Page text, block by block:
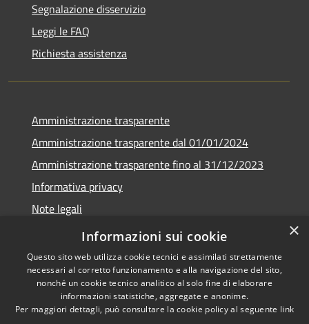
Segnalazione disservizio
Leggi le FAQ
Richiesta assistenza
Amministrazione trasparente
Amministrazione trasparente dal 01/01/2024
Amministrazione trasparente fino al 31/12/2023
Informativa privacy
Note legali
Dichiarazione di accessibilità
Accessibilità
Copyright © 2026 • Comune di
Soverzene • Powered by
×
Informazioni sui cookie
Questo sito web utilizza cookie tecnici e assimilati strettamente
necessari al corretto funzionamento e alla navigazione del sito,
nonché un cookie tecnico analitico al solo fine di elaborare
informazioni statistiche, aggregate e anonime.
Per maggiori dettagli, può consultare la cookie policy al seguente link